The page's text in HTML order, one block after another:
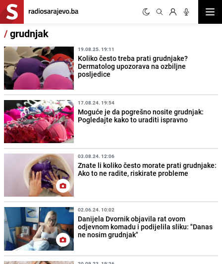
/grudnjak
19.08.25. 19:11
Koliko često treba prati grudnjake?
Dermatolog upozorava na ozbiljne
posljedice
17.08.24. 19:54
Moguće je da pogrešno nosite grudnjak:
Pogledajte kako to uraditi ispravno
03.08.24. 12:06
Znate li koliko često morate prati grudnjake:
Ako to ne radite, riskirate probleme
02.06.24. 10:02
Danijela Dvornik objavila rat ovom
odjevnom komadu i podijelila sliku: "Danas
ne nosim grudnjak"